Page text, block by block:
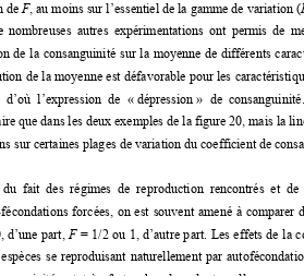
de F, au moins sur l’essentiel de la gamme de variation (
autres expérimentations ont permis de
de la consanguinité sur la moyenne de différents
de la moyenne est défavorable pour les
d’où l’expression de « dépression » de
que dans les deux exemples de la figure 20, mais la
sur certaines plages de variation du coefficient de
du fait des régimes de reproduction rencontrés et
forcées, on est souvent amené à comparer
d’une part, F = 1/2 ou 1, d’autre part. Les effets de la
se reproduisant naturellement par